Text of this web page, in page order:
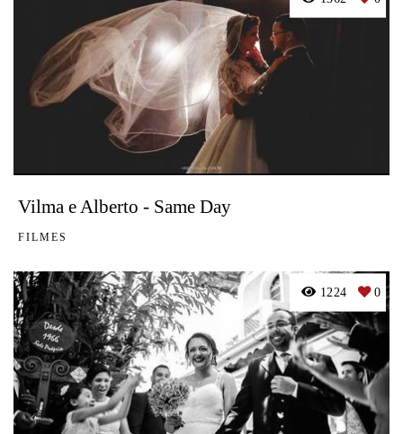
Vilma e Alberto - Same Day
FILMES
1224 0